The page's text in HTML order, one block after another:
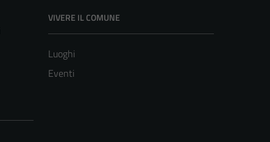
VIVERE IL COMUNE
Luoghi
Eventi